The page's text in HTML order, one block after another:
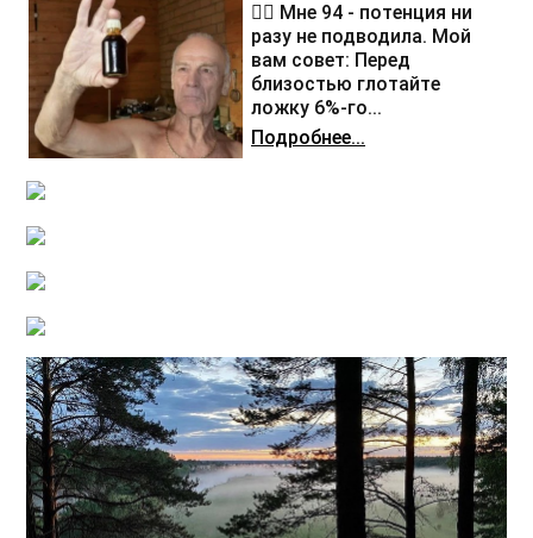
❤️‍🔥 Мне 94 - потенция ни
разу не подводила. Мой
вам совет: Перед
близостью глотайте
ложку 6%-го...
Подробнее...